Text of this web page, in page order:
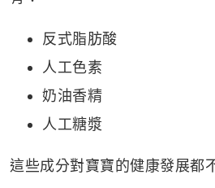
反式脂肪酸
人工色素
奶油香精
人工糖漿
這些成分對寶寶的健康發展都